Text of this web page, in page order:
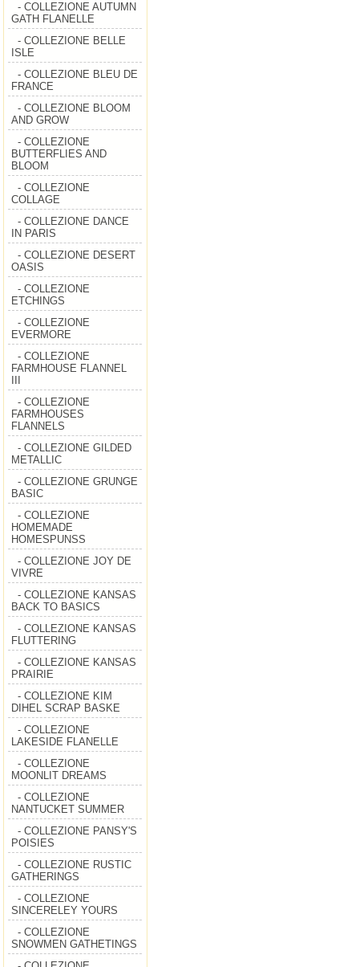
- COLLEZIONE AUTUMN
GATH FLANELLE
- COLLEZIONE BELLE
ISLE
- COLLEZIONE BLEU DE
FRANCE
- COLLEZIONE BLOOM
AND GROW
- COLLEZIONE
BUTTERFLIES AND
BLOOM
- COLLEZIONE
COLLAGE
- COLLEZIONE DANCE
IN PARIS
- COLLEZIONE DESERT
OASIS
- COLLEZIONE
ETCHINGS
- COLLEZIONE
EVERMORE
- COLLEZIONE
FARMHOUSE FLANNEL
- COLLEZIONE
FARMHOUSES
FLANNELS
- COLLEZIONE GILDED
METALLIC
- COLLEZIONE GRUNGE
BASIC
- COLLEZIONE
HOMEMADE
HOMESPUNSS
- COLLEZIONE JOY DE
VIVRE
- COLLEZIONE KANSAS
BACK TO BASICS
- COLLEZIONE KANSAS
FLUTTERING
- COLLEZIONE KANSAS
PRAIRIE
- COLLEZIONE KIM
DIHEL SCRAP BASKE
- COLLEZIONE
LAKESIDE FLANELLE
- COLLEZIONE
MOONLIT DREAMS
- COLLEZIONE
NANTUCKET SUMMER
- COLLEZIONE PANSY'S
POISIES
- COLLEZIONE RUSTIC
GATHERINGS
- COLLEZIONE
SINCERELEY YOURS
- COLLEZIONE
SNOWMEN GATHETINGS